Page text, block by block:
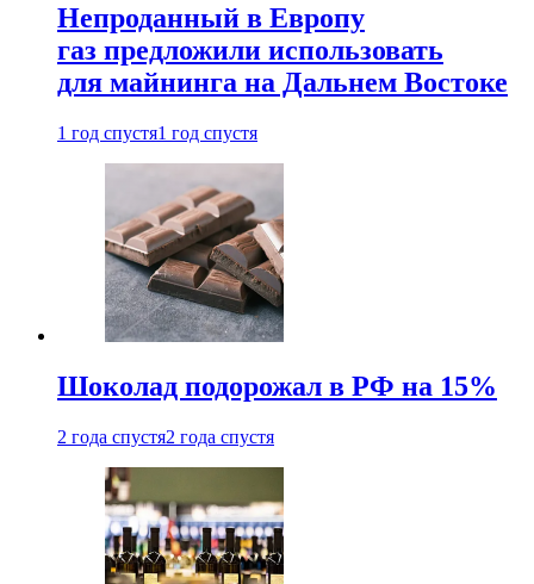
Непроданный в Европу
газ предложили использовать
для майнинга на Дальнем Востоке
1 год спустя1 год спустя
Шоколад подорожал в РФ на 15%
2 года спустя2 года спустя